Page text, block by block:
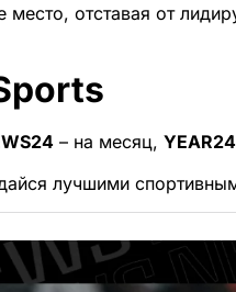
место, отставая от
– на месяц,YEAR24
лучшими